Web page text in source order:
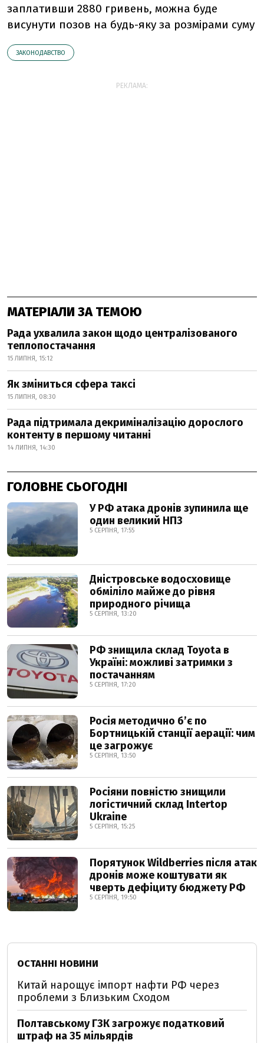
заплативши 2880 гривень, можна буде
висунути позов на будь-яку за розмірами суму
ЗАКОНОДАВСТВО
РЕКЛАМА:
МАТЕРІАЛИ ЗА ТЕМОЮ
Рада ухвалила закон щодо централізованого
теплопостачання
15 ЛИПНЯ, 15:12
Як зміниться сфера таксі
15 ЛИПНЯ, 08:30
Рада підтримала декриміналізацію дорослого
контенту в першому читанні
14 ЛИПНЯ, 14:30
ГОЛОВНЕ СЬОГОДНІ
У РФ атака дронів зупинила ще
один великий НПЗ
5 СЕРПНЯ, 17:55
Дністровське водосховище
обміліло майже до рівня
природного річища
5 СЕРПНЯ, 13:20
РФ знищила склад Toyota в
Україні: можливі затримки з
постачанням
5 СЕРПНЯ, 17:20
Росія методично б’є по
Бортницькій станції аерації: чим
це загрожує
5 СЕРПНЯ, 13:50
Росіяни повністю знищили
логістичний склад Intertop
Ukraine
5 СЕРПНЯ, 15:25
Порятунок Wildberries після атак
дронів може коштувати як
чверть дефіциту бюджету РФ
5 СЕРПНЯ, 19:50
ОСТАННІ НОВИНИ
Китай нарощує імпорт нафти РФ через
проблеми з Близьким Сходом
Полтавському ГЗК загрожує податковий
штраф на 35 мільярдів